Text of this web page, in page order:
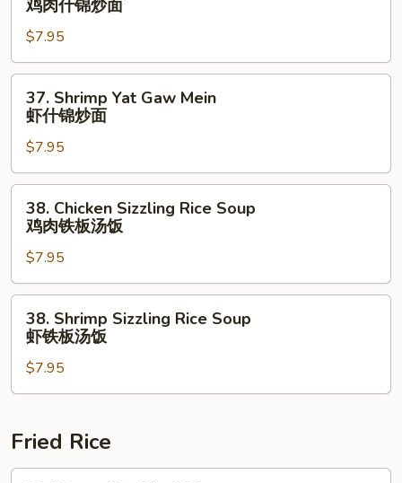
炒
面
Yat
Gaw
Mein
鸡
炒
面
鸡肉什锦炒面
$7.95
Shrimp
Yat
Gaw
Mein
虾
面
37. Shrimp Yat Gaw Mein
虾什锦炒面
$7.95
Chicken
Sizzling
Rice
Soup
鸡
汤
38. Chicken Sizzling Rice Soup
鸡肉铁板汤饭
$7.95
Shrimp
Sizzling
Rice
Soup
铁
汤
38. Shrimp Sizzling Rice Soup
虾铁板汤饭
$7.95
Fried Rice